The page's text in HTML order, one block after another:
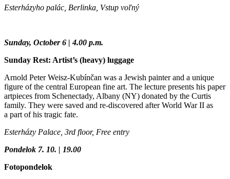
Esterházyho palác, Berlinka, Vstup voľný
Sunday, October 6 | 4.00 p.m.
Sunday Rest: Artist’s (heavy) luggage
Arnold Peter Weisz-Kubínčan was a Jewish painter and a unique
figure of the central European fine art. The lecture presents his paper
artpieces from Schenectady, Albany (NY) donated by the Curtis
family. They were saved and re-discovered after World War II as
a part of his tragic fate.
Esterházy Palace, 3rd floor, Free entry
Pondelok 7. 10. | 19.00
Fotopondelok